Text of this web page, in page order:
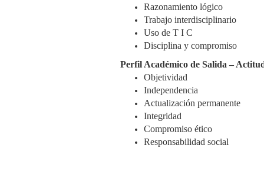
Razonamiento lógico
Trabajo interdisciplinario
Uso de T I C
Disciplina y compromiso
Perfil Académico de Salida –
Objetividad
Independencia
Actualización permanente
Integridad
Compromiso ético
Responsabilidad social